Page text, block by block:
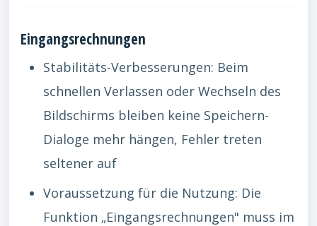
Eingangsrechnungen
Stabilitäts-Verbesserungen: Beim
schnellen Verlassen oder Wechseln des
Bildschirms bleiben keine Speichern-
Dialoge mehr hängen, Fehler treten
seltener auf
Voraussetzung für die Nutzung: Die
Funktion „Eingangsrechnungen" muss im